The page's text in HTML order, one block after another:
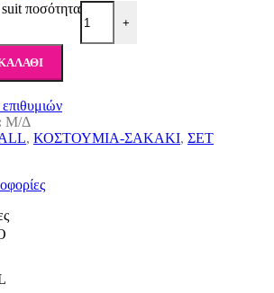
ποσότητα
+
Μ/Δ
, ΚΟΣΤΟΥΜΙΑ-ΣΑΚΑΚΙ, ΣΕΤ